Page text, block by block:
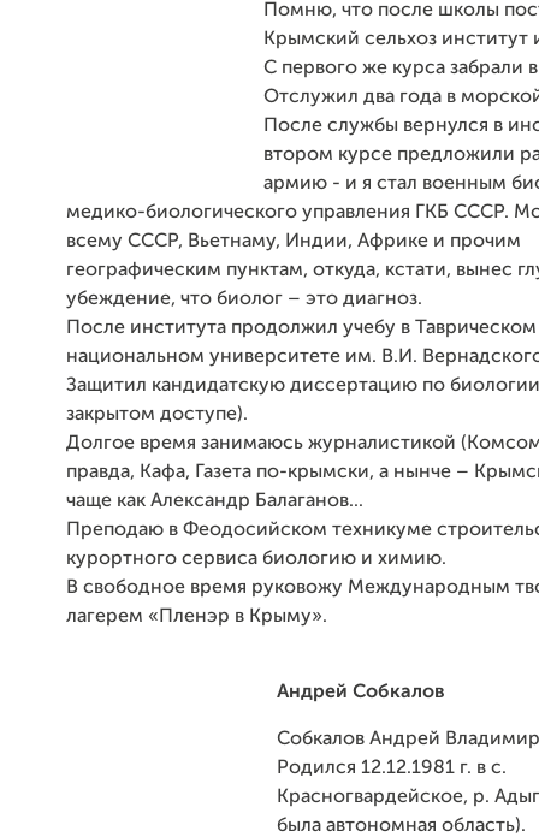
Помню, что после школы
Крымский сельхоз институт
С первого же курса забрали
Отслужил два года в
После службы вернулся в
втором курсе предложили
армию - и я стал военным
медико-биологического управления ГКБ СССР.
всему СССР, Вьетнаму, Индии, Африке и прочим
географическим пунктам, откуда, кстати, вынес
убеждение, что биолог – это диагноз.
После института продолжил учебу в Таврическом
национальном университете им. В.И.
Защитил кандидатскую диссертацию по
закрытом доступе).
Долгое время занимаюсь журналистикой
правда, Кафа, Газета по-крымски, а нынче –
чаще как Александр Балаганов...
Преподаю в Феодосийском техникуме
курортного сервиса биологию и химию.
В свободное время руковожу Международным
лагерем «Пленэр в Крыму».
Андрей Собкалов
Собкалов Андрей
Родился 12.12.1981 г. в с.
Красногвардейское, р.
была автономная область).